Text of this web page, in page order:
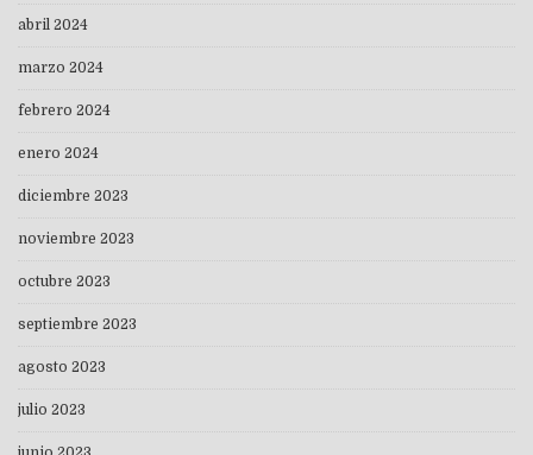
abril 2024
marzo 2024
febrero 2024
enero 2024
diciembre 2023
noviembre 2023
octubre 2023
septiembre 2023
agosto 2023
julio 2023